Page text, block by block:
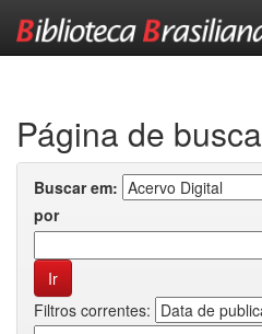
Página de busca
Buscar em:
por
Filtros correntes: